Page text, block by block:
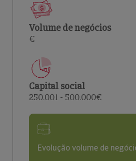
Volume de negócios
€
Capital social
250.001 - 500.000€
Evolução volume de